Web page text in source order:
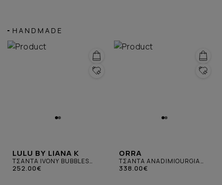
HANDMADE
LULU BY LIANA K
ΤΣΑΝΤΑ IVONY BUBBLES
ΜΙΚΡΗ ΜΠΕΖ ΜΕ
252.00€
ORRA
ΤΣΑΝΤΑ ANADIMIOURGIA
BISCOTTI
338.00€